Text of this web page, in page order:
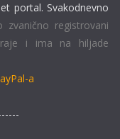
portal. Svakodnevno
zvanično registrovani
i ima na hiljade
a